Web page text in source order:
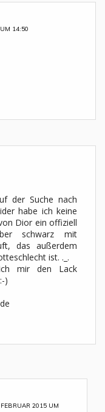
14:50
der Suche nach
habe ich keine
Dior ein offiziell
schwarz mit
das außerdem
ist. ._.
mir den Lack
)
2015 UM